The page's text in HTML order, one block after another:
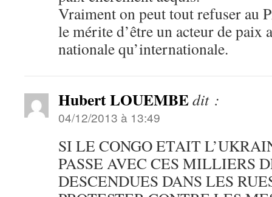
Vraiment on peut tout refuser au
le mérite d’être un acteur de paix
nationale qu’internationale.
Hubert LOUEMBEdit :
04/12/2013 à 13:49
SI LE CONGO ETAIT
PASSE AVEC CES MILLIERS
DESCENDUES DANS LES